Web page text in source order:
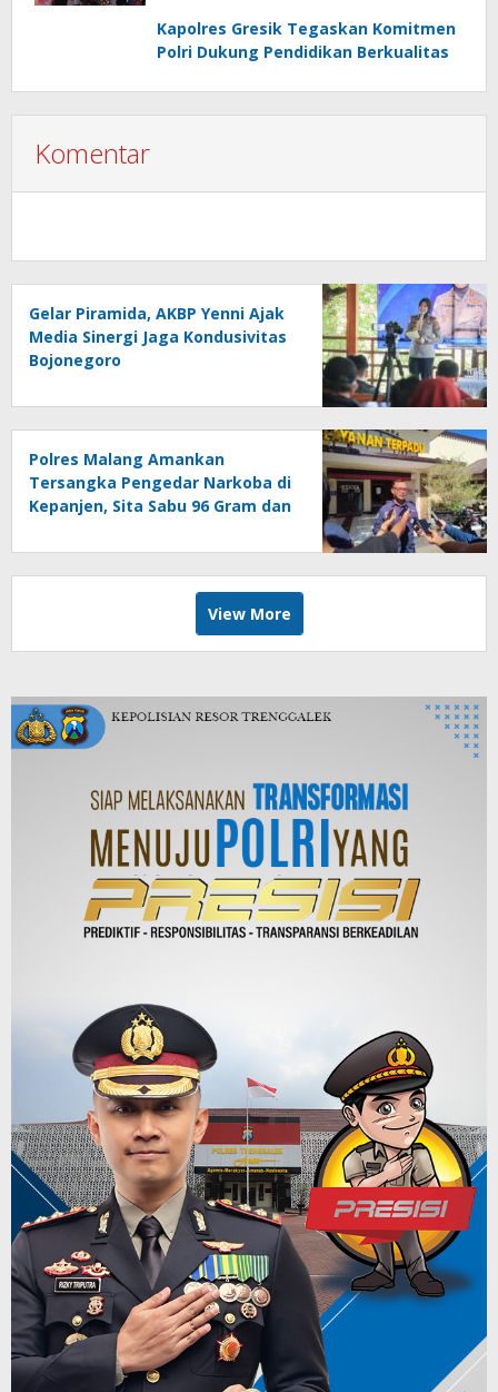
Kapolres Gresik Tegaskan Komitmen
Polri Dukung Pendidikan Berkualitas
Komentar
Gelar Piramida, AKBP Yenni Ajak
Media Sinergi Jaga Kondusivitas
Bojonegoro
Polres Malang Amankan
Tersangka Pengedar Narkoba di
Kepanjen, Sita Sabu 96 Gram dan
View More